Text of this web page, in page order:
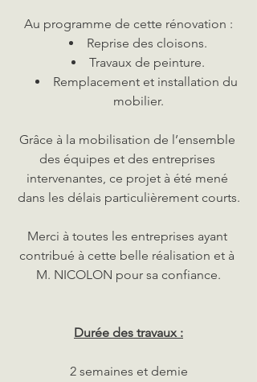
Au programme de cette rénovation :
Reprise des cloisons.
Travaux de peinture.
Remplacement et installation du
mobilier.
Grâce à la mobilisation de l’ensemble
des équipes et des entreprises
intervenantes, ce projet à été mené
dans les délais particulièrement courts.
Merci à toutes les entreprises ayant
contribué à cette belle réalisation et à
M. NICOLON pour sa confiance.
Durée des travaux :
2 semaines et demie